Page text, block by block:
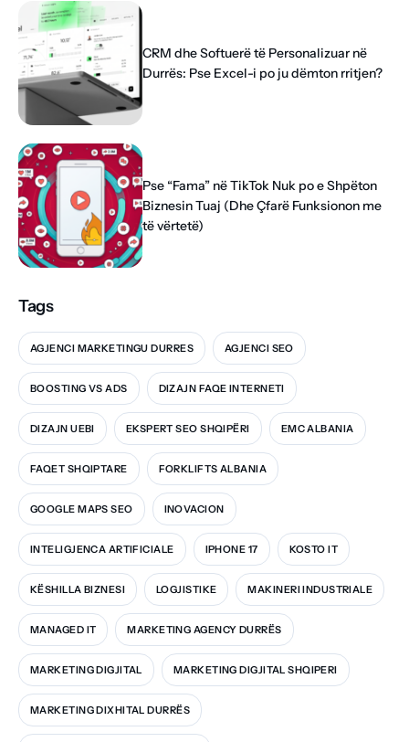
CRM dhe Softuerë të Personalizuar në
Durrës: Pse Excel-i po ju dëmton rritjen?
Pse “Fama” në TikTok Nuk po e Shpëton
Biznesin Tuaj (Dhe Çfarë Funksionon me
të vërtetë)
Tags
AGJENCI MARKETINGU DURRES AGJENCI SEO
BOOSTING VS ADS DIZAJN FAQE INTERNETI
DIZAJN UEBI EKSPERT SEO SHQIPËRI EMC ALBANIA
FAQET SHQIPTARE FORKLIFTS ALBANIA
GOOGLE MAPS SEO INOVACION
INTELIGJENCA ARTIFICIALE IPHONE 17 KOSTO IT
KËSHILLA BIZNESI LOGJISTIKE MAKINERI INDUSTRIALE
MANAGED IT MARKETING AGENCY DURRËS
MARKETING DIGJITAL MARKETING DIGJITAL SHQIPERI
MARKETING DIXHITAL DURRËS